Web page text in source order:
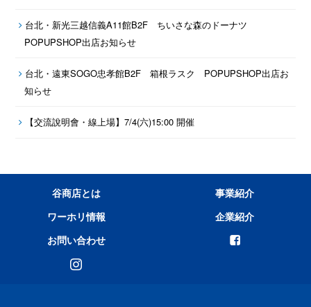
台北・新光三越信義A11館B2F ちいさな森のドーナツ
POPUPSHOP出店お知らせ
台北・遠東SOGO忠孝館B2F 箱根ラスク POPUPSHOP出店お
知らせ
【交流說明會・線上場】7/4(六)15:00 開催
谷商店とは
事業紹介
ワーホリ情報
企業紹介
お問い合わせ